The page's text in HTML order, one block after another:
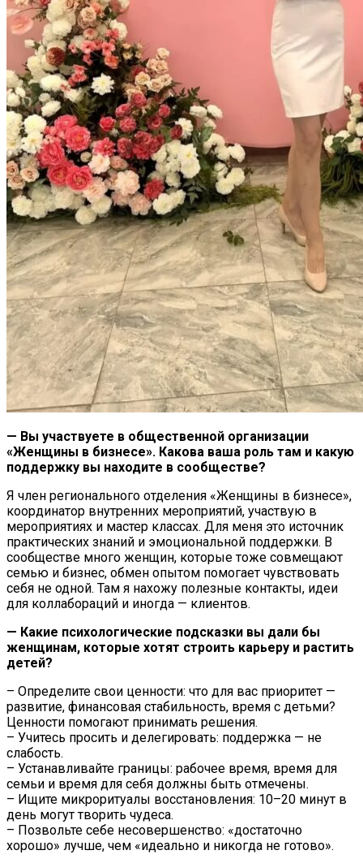
— Вы участвуете в общественной организации
«Женщины в бизнесе». Какова ваша роль там и какую
поддержку вы находите в сообществе?
Я член регионального отделения «Женщины в бизнесе»,
координатор внутренних мероприятий, участвую в
мероприятиях и мастер классах. Для меня это источник
практических знаний и эмоциональной поддержки. В
сообществе много женщин, которые тоже совмещают
семью и бизнес, обмен опытом помогает чувствовать
себя не одной. Там я нахожу полезные контакты, идеи
для коллабораций и иногда — клиентов.
— Какие психологические подсказки вы дали бы
женщинам, которые хотят строить карьеру и растить
детей?
– Определите свои ценности: что для вас приоритет —
развитие, финансовая стабильность, время с детьми?
Ценности помогают принимать решения.
– Учитесь просить и делегировать: поддержка — не
слабость.
– Устанавливайте границы: рабочее время, время для
семьи и время для себя должны быть отмечены.
– Ищите микроритуалы восстановления: 10–20 минут в
день могут творить чудеса.
– Позвольте себе несовершенство: «достаточно
хорошо» лучше, чем «идеально и никогда не готово».